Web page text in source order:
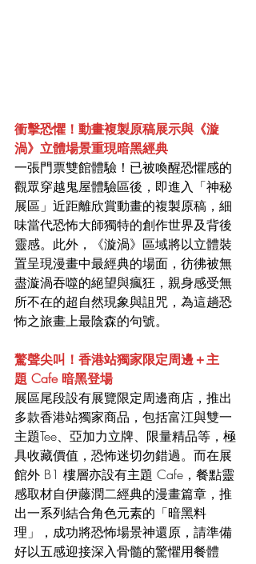
衝擊恐懼！動畫複製原稿展示與《漩
渦》立體場景重現暗黑經典
一張門票雙館體驗！已被喚醒恐懼感的
觀眾穿越鬼屋體驗區後，即進入「神秘
展區」近距離欣賞動畫的複製原稿，細
味當代恐怖大師獨特的創作世界及背後
靈感。此外，《漩渦》區域將以立體裝
置呈現漫畫中最經典的場面，彷彿被無
盡漩渦吞噬的絕望與瘋狂，親身感受無
所不在的超自然現象與詛咒，為這趟恐
怖之旅畫上最陰森的句號。
驚聲尖叫！香港站獨家限定周邊＋主
題 Cafe 暗黑登場
展區尾段設有展覽限定周邊商店，推出
多款香港站獨家商品，包括富江與雙一
主題Tee、亞加力立牌、限量精品等，極
具收藏價值，恐怖迷切勿錯過。而在展
館外 B1 樓層亦設有主題 Cafe，餐點靈
感取材自伊藤潤二經典的漫畫篇章，推
出一系列結合角色元素的「暗黑料
理」，成功將恐怖場景神還原，請準備
好以五感迎接深入骨髓的驚懼用餐體